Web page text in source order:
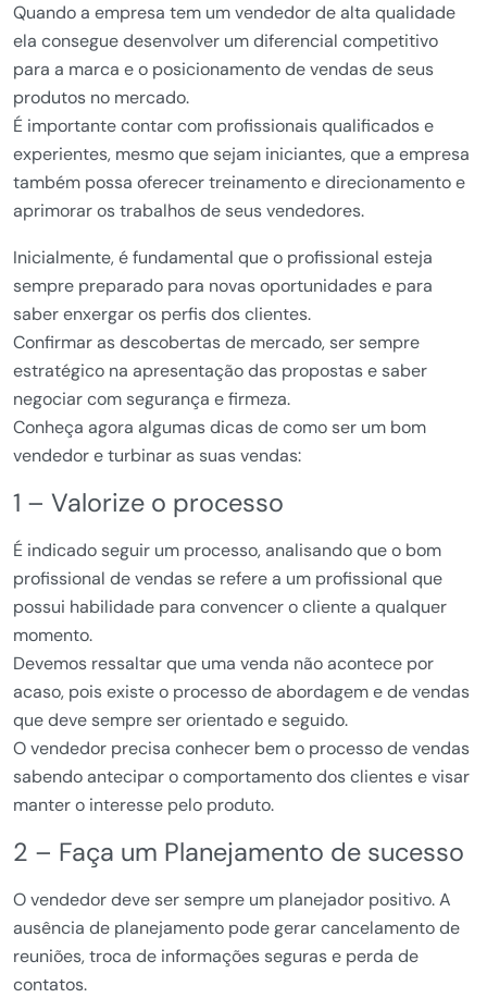
Quando a empresa tem um vendedor de alta qualidade
ela consegue desenvolver um diferencial competitivo
para a marca e o posicionamento de vendas de seus
produtos no mercado.
É importante contar com profissionais qualificados e
experientes, mesmo que sejam iniciantes, que a empresa
também possa oferecer treinamento e direcionamento e
aprimorar os trabalhos de seus vendedores.
Inicialmente, é fundamental que o profissional esteja
sempre preparado para novas oportunidades e para
saber enxergar os perfis dos clientes.
Confirmar as descobertas de mercado, ser sempre
estratégico na apresentação das propostas e saber
negociar com segurança e firmeza.
Conheça agora algumas dicas de como ser um bom
vendedor e turbinar as suas vendas:
1 – Valorize o processo
É indicado seguir um processo, analisando que o bom
profissional de vendas se refere a um profissional que
possui habilidade para convencer o cliente a qualquer
momento.
Devemos ressaltar que uma venda não acontece por
acaso, pois existe o processo de abordagem e de vendas
que deve sempre ser orientado e seguido.
O vendedor precisa conhecer bem o processo de vendas
sabendo antecipar o comportamento dos clientes e visar
manter o interesse pelo produto.
2 – Faça um Planejamento de sucesso
O vendedor deve ser sempre um planejador positivo. A
ausência de planejamento pode gerar cancelamento de
reuniões, troca de informações seguras e perda de
contatos.